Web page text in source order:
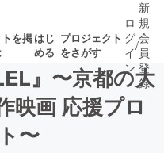
を掲はじ
める
プロジェクト
をさがす
募集終了が近いプ
ロ
グ
イ
ン
/
新
規
会
員
登
録
』〜京都の大
映画 応援プロ
〜